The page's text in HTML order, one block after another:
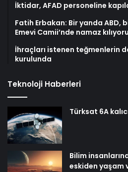
İktidar, AFAD personeline
Fatih Erbakan: Bir yanda ABD,
Emevi Camii’nde namaz
İhraçları istenen teğmenlerin
kurulunda
Teknoloji Haberleri
Türksat 6A
Bilim
eskiden yaşam